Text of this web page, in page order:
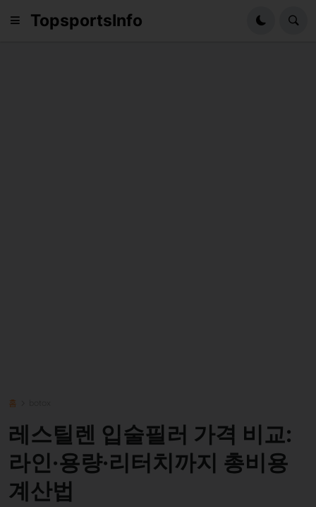
TopsportsInfo
홈
레스틸렌 입술필러 가격 비교:
라인·용량·리터치까지 총비용
계산법